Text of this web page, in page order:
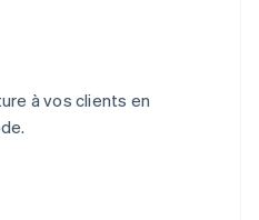
à vos clients en